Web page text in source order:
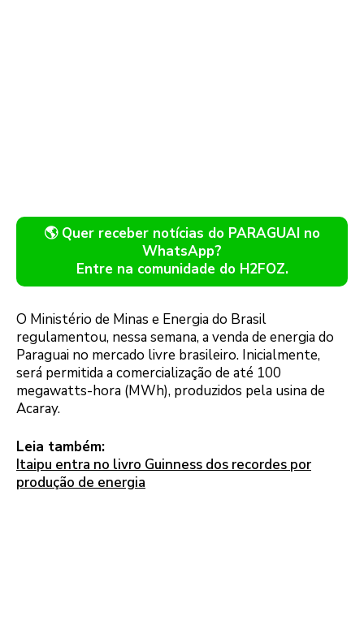
🌎 Quer receber notícias do PARAGUAI no
WhatsApp?
Entre na comunidade do H2FOZ.
O Ministério de Minas e Energia do Brasil
regulamentou, nessa semana, a venda de energia do
Paraguai no mercado livre brasileiro. Inicialmente,
será permitida a comercialização de até 100
megawatts-hora (MWh), produzidos pela usina de
Acaray.
Leia também:
Itaipu entra no livro Guinness dos recordes por
produção de energia